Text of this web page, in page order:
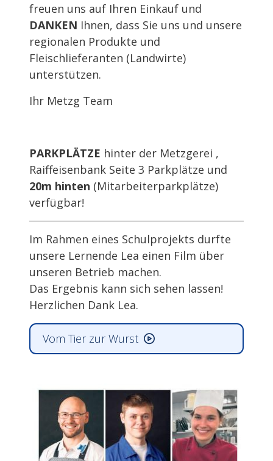
freuen uns auf Ihren Einkauf und
DANKEN Ihnen, dass Sie uns und unsere
regionalen Produkte und
Fleischlieferanten (Landwirte)
unterstützen.
Ihr Metzg Team
PARKPLÄTZE hinter der Metzgerei ,
Raiffeisenbank Seite 3 Parkplätze und
20m hinten (Mitarbeiterparkplätze)
verfügbar!
Im Rahmen eines Schulprojekts durfte
unsere Lernende Lea einen Film über
unseren Betrieb machen.
Das Ergebnis kann sich sehen lassen!
Herzlichen Dank Lea.
Vom Tier zur Wurst